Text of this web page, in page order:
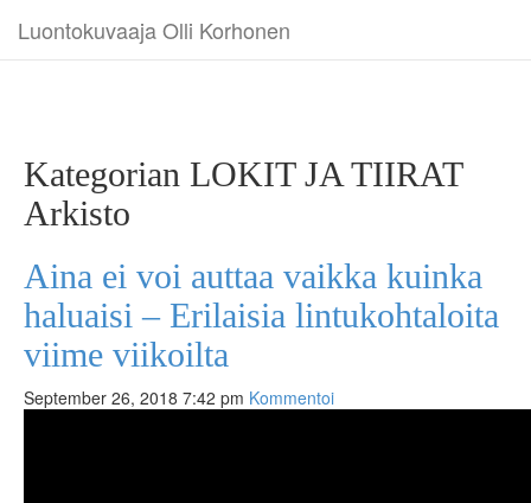
Luontokuvaaja Olli Korhonen
Kategorian LOKIT JA TIIRAT
Arkisto
Aina ei voi auttaa vaikka kuinka
haluaisi – Erilaisia lintukohtaloita
viime viikoilta
September 26, 2018 7:42 pm Kommentoi